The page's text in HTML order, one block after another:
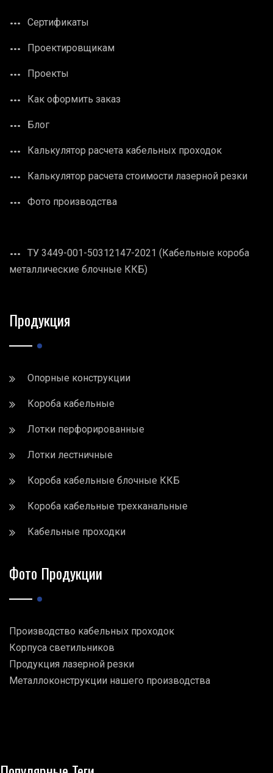
Сертификаты
Проектировщикам
Проекты
Как оформить заказ
Блог
Калькулятор расчета кабельных проходок
Калькулятор расчета стоимости лазерной резки
Фото производства
ТУ 3449-001-50312147-2021 (Кабельные короба
металлические блочные ККБ)
Продукция
Опорные конструкции
Короба кабельные
Лотки перфорированные
Лотки лестничные
Короба кабельные блочные ККБ
Короба кабельные трехканальные
Кабельные проходки
Фото Продукции
Производство кабельных проходок
Корпуса светильников
Продукция лазерной резки
Металлоконструкции нашего производства